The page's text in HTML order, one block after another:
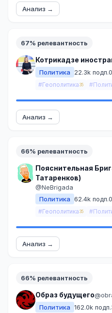
Анализ →
67% релевантность
Котрикадзе
Политика
22.3k подп.
#Геополитика 35
Анализ →
66% релевантность
Пояснительная
Татаренков)
@NeBrigada
Политика 62.4k подп.
#Геополитика 35
Анализ →
66% релевантность
Образ будущего
Политика 162.0k подп.